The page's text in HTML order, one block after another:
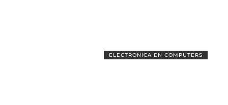
ELECTRONICA EN COMPUTERS